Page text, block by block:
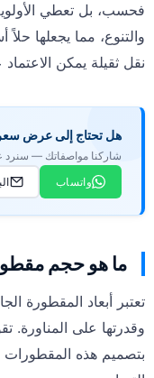
فحسب، بل تعطي
والتنوع، مما يجعلها
نقل ثقيلة يمكن الاعتماد
هل تحتاج إلى عرض
شاركنا مواصفاتك — سنرد
واتساب
ما هو حجم
تعتبر أبعاد المقطورة
بتصميم هذه المقطورات